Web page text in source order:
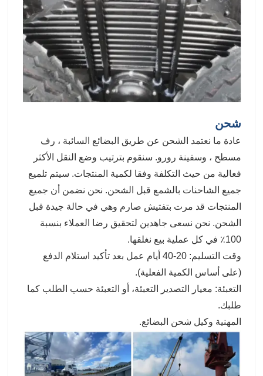
شحن
عادة ما نعتمد الشحن عن طريق البضائع السائبة ، رف
مسطح ، وسفينة رورو. سنقوم بترتيب وضع النقل الأكثر
فعالية من حيث التكلفة وفقا لكمية المنتجات. سيتم تلميع
جميع الشاحنات بالشمع قبل الشحن. نحن نضمن أن جميع
المنتجات قد مرت بتفتيش صارم وهي في حالة جيدة قبل
الشحن. نحن نسعى جاهدين لتحقيق رضا العملاء بنسبة
100٪ في كل عملية بيع نغلقها.
وقت التسليم: 20-40 أيام عمل بعد تأكيد استلام الدفع
(على أساس الكمية الفعلية).
التعبئة: معيار التصدير التعبئة، أو التعبئة حسب الطلب كما
طلبك.
المهنية وكيل شحن البضائع.